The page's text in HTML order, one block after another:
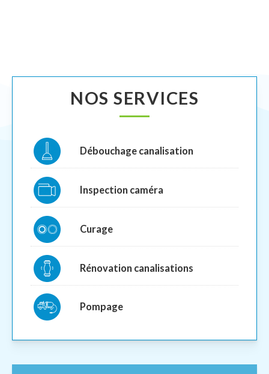
NOS SERVICES
Débouchage canalisation
Inspection caméra
Curage
Rénovation canalisations
Pompage